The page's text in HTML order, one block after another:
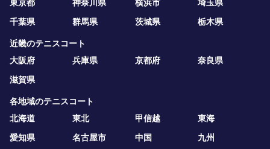
東京都
神奈川県 横浜市
埼玉県
千葉県
群馬県 茨城県 栃木県
近畿のテニスコート
大阪府
兵庫県 京都府
奈良県
滋賀県
各地域のテニスコート
北海道
東北 甲信越
東海
愛知県
名古屋市 中国 九州